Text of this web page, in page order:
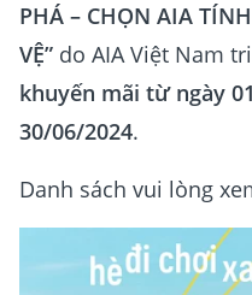
PHÁ – CHỌN AIA
VỆ” do AIA Việt Nam
khuyến mãi từ ngày
30/06/2024.
Danh sách vui lòng